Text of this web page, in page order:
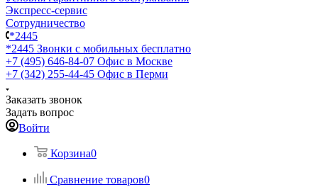
Экспресс-сервис
Сотрудничество
*2445
*2445 Звонки с мобильных бесплатно
+7 (495) 646-84-07 Офис в Москве
+7 (342) 255-44-45 Офис в Перми
Заказать звонок
Задать вопрос
Войти
Корзина0
Сравнение товаров0